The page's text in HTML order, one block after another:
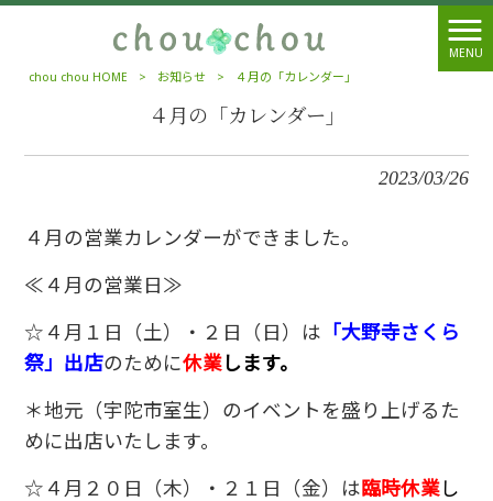
MENU
chou chou HOME
> お知らせ > ４月の「カレンダー」
４月の「カレンダー」
2023/03/26
４月の営業カレンダーができました。
≪４月の営業日≫
☆４月１日（土）・２日（日）は 「大野寺さくら
祭」出店のために休業 します。
＊地元（宇陀市室生）のイベントを盛り上げるた
めに出店いたします。
☆４月２０日（木）・２１日（金）は 臨時休業 し